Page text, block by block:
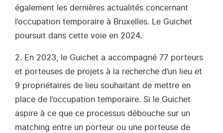
également les dernières actualités concernant
l’occupation temporaire à Bruxelles. Le Guichet
poursuit dans cette voie en 2024.
2. En 2023, le Guichet a accompagné 77 porteurs
et porteuses de projets à la recherche d’un lieu et
9 propriétaires de lieu souhaitant de mettre en
place de l’occupation temporaire. Si le Guichet
aspire à ce que ce processus débouche sur un
matching entre un porteur ou une porteuse de